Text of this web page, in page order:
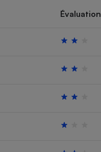
Évaluation